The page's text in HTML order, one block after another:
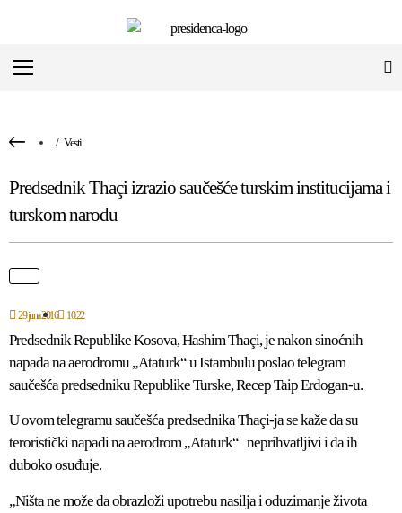
.../ Vesti
Predsednik Thaçi izrazio saučešće turskim institucijama i
turskom narodu
29 juna 2016 10:22
Predsednik Republike Kosova, Hashim Thaçi, je nakon sinoćnih
napada na aerodromu „Ataturk“ u Istambulu poslao telegram
saučešća predsedniku Republike Turske, Recep Taip Erdogan-u.
U ovom telegramu saučešća predsednika Thaçi-ja se kaže da su
teroristički napadi na aerodrom „Ataturk“ neprihvatljivi i da ih
duboko osuđuje.
„Ništa ne može da obrazloži upotrebu nasilja i oduzimanje života